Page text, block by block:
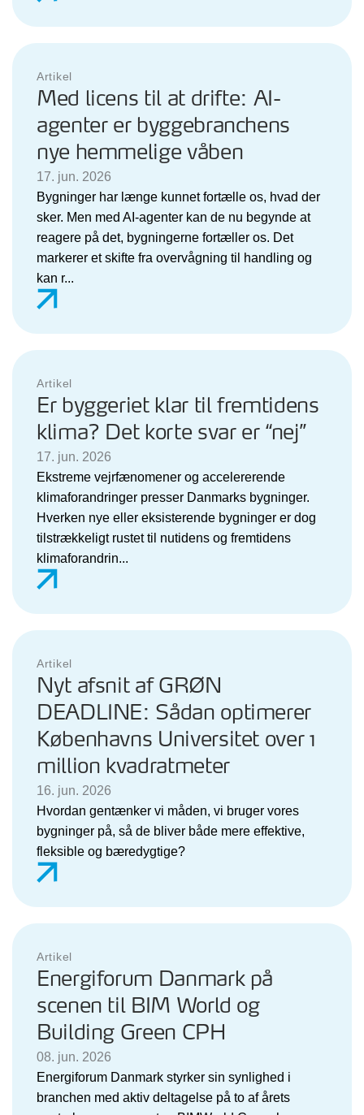
Artikel
Med licens til at drifte: AI-
agenter er byggebranchens
nye hemmelige våben
17. jun. 2026
Bygninger har længe kunnet fortælle os, hvad der
sker. Men med AI-agenter kan de nu begynde at
reagere på det, bygningerne fortæller os. Det
markerer et skifte fra overvågning til handling og
kan r...
Artikel
Er byggeriet klar til fremtidens
klima? Det korte svar er “nej”
17. jun. 2026
Ekstreme vejrfænomener og accelererende
klimaforandringer presser Danmarks bygninger.
Hverken nye eller eksisterende bygninger er dog
tilstrækkeligt rustet til nutidens og fremtidens
klimaforandrin...
Artikel
Nyt afsnit af GRØN
DEADLINE: Sådan optimerer
Københavns Universitet over 1
million kvadratmeter
16. jun. 2026
Hvordan gentænker vi måden, vi bruger vores
bygninger på, så de bliver både mere effektive,
fleksible og bæredygtige?
Artikel
Energiforum Danmark på
scenen til BIM World og
Building Green CPH
08. jun. 2026
Energiforum Danmark styrker sin synlighed i
branchen med aktiv deltagelse på to af årets